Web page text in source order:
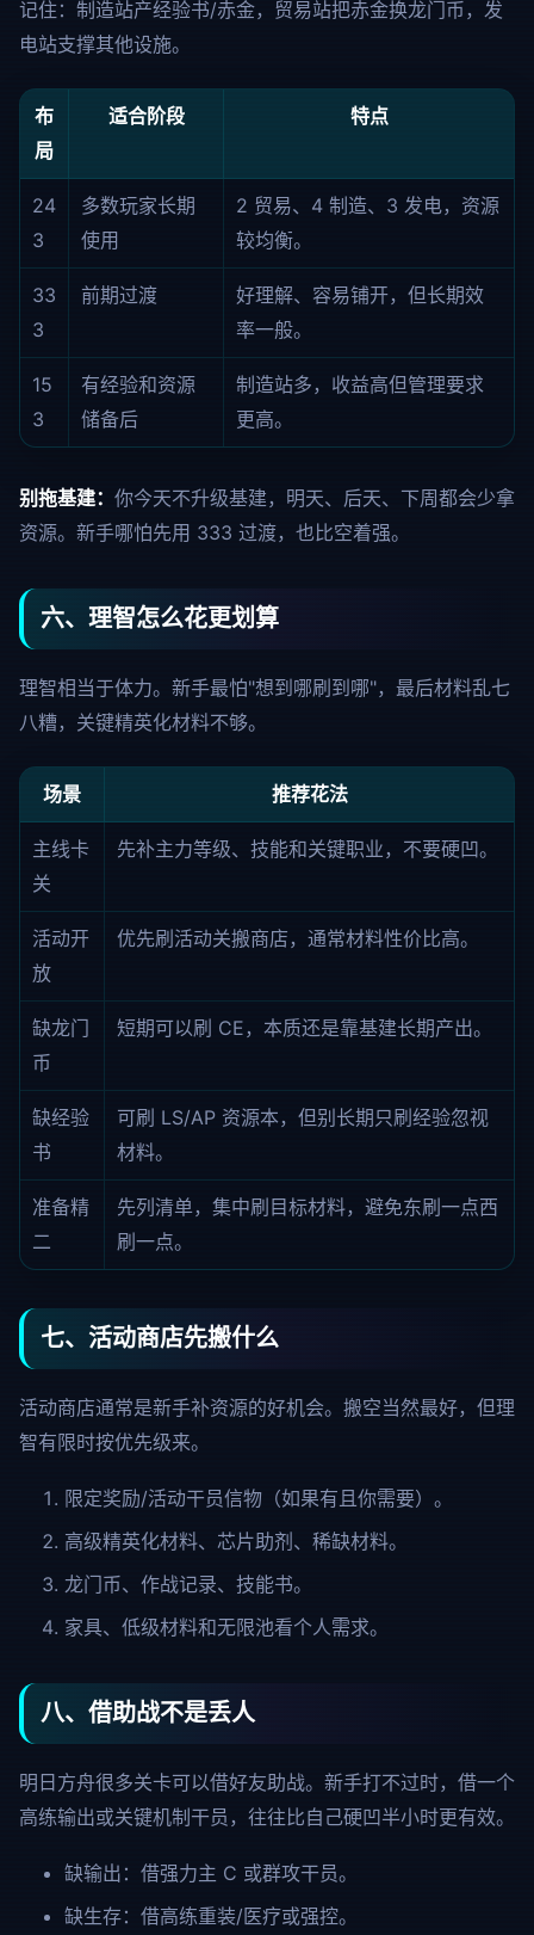
记住：制造站产经验书/赤金，贸易站把赤金换龙门币，发
电站支撑其他设施。
布
局
适合阶段 特点
24
3
多数玩家长期
使用
2 贸易、4 制造、3 发电，资源
较均衡。
33
3
前期过渡
好理解、容易铺开，但长期效
率一般。
15
3
有经验和资源
储备后
制造站多，收益高但管理要求
更高。
别拖基建： 你今天不升级基建，明天、后天、下周都会少拿
资源。新手哪怕先用 333 过渡，也比空着强。
六、理智怎么花更划算
理智相当于体力。新手最怕"想到哪刷到哪"，最后材料乱七
八糟，关键精英化材料不够。
场景 推荐花法
主线卡
关
先补主力等级、技能和关键职业，不要硬凹。
活动开
放
优先刷活动关搬商店，通常材料性价比高。
缺龙门
币
短期可以刷 CE，本质还是靠基建长期产出。
缺经验
书
可刷 LS/AP 资源本，但别长期只刷经验忽视
材料。
准备精
二
先列清单，集中刷目标材料，避免东刷一点西
刷一点。
七、活动商店先搬什么
活动商店通常是新手补资源的好机会。搬空当然最好，但理
智有限时按优先级来。
限定奖励/活动干员信物（如果有且你需要）。
高级精英化材料、芯片助剂、稀缺材料。
龙门币、作战记录、技能书。
家具、低级材料和无限池看个人需求。
八、借助战不是丢人
明日方舟很多关卡可以借好友助战。新手打不过时，借一个
高练输出或关键机制干员，往往比自己硬凹半小时更有效。
缺输出：借强力主 C 或群攻干员。
缺生存：借高练重装/医疗或强控。